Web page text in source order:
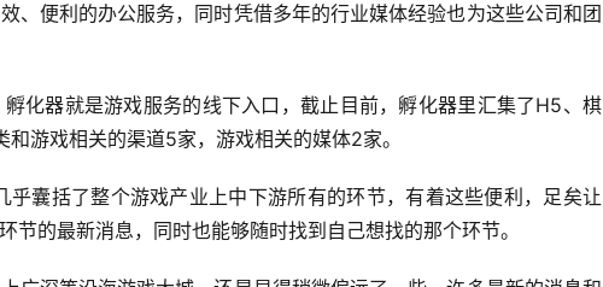
、便利的办公服务，同时凭借多年的行业媒体经验也为这些公司和团
化器就是游戏服务的线下入口，截止目前，孵化器里汇集了H5、棋
游戏相关的渠道5家，游戏相关的媒体2家。
囊括了整个游戏产业上中下游所有的环节，有着这些便利，足矣让
的最新消息，同时也能够随时找到自己想找的那个环节。